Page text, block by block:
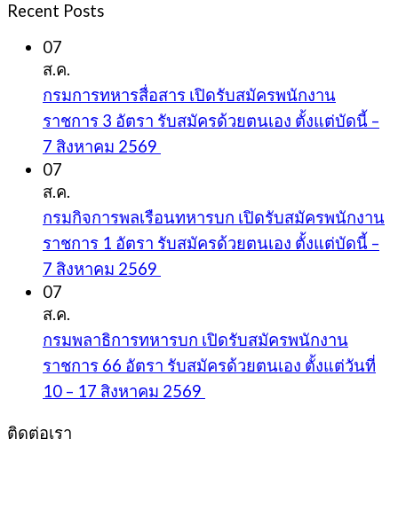
Recent Posts
07
ส.ค.
กรมการทหารสื่อสาร เปิดรับสมัครพนักงาน
ราชการ 3 อัตรา รับสมัครด้วยตนเอง ตั้งแต่บัดนี้ –
7 สิงหาคม 2569
07
ส.ค.
กรมกิจการพลเรือนทหารบก เปิดรับสมัครพนักงาน
ราชการ 1 อัตรา รับสมัครด้วยตนเอง ตั้งแต่บัดนี้ –
7 สิงหาคม 2569
07
ส.ค.
กรมพลาธิการทหารบก เปิดรับสมัครพนักงาน
ราชการ 66 อัตรา รับสมัครด้วยตนเอง ตั้งแต่วันที่
10 – 17 สิงหาคม 2569
ติดต่อเรา